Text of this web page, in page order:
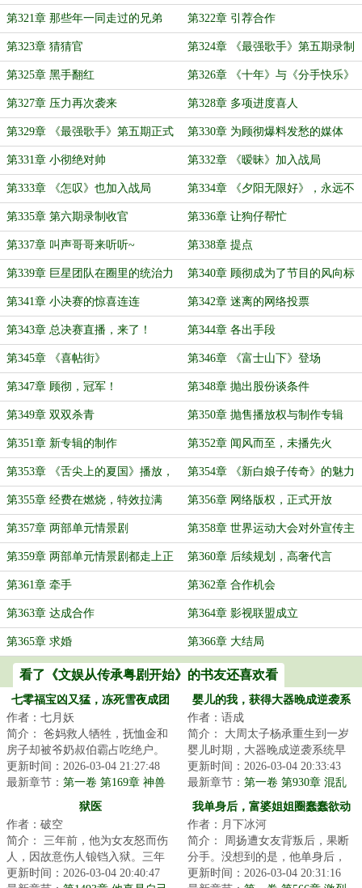
第321章 那些年一同走过的兄弟 第322章 引荐合作
第323章 猜猜官 第324章 《最强歌手》第五期录制
第325章 黑手翻红 第326章 《十年》与《分手快乐》
第327章 压力再次袭来 第328章 多项进度喜人
第329章 《最强歌手》第五期正式
播放！
第330章 为顾彻爆料发愁的媒体
第331章 小彻绝对帅 第332章 《暧昧》加入战局
第333章 《怎叹》也加入战局 第334章 《夕阳无限好》，永远不
谢幕！
第335章 第六期录制收官 第336章 让狗仔帮忙
第337章 叫声哥哥来听听~ 第338章 提点
第339章 巨星团队在圈里的统治力 第340章 顾彻成为了节目的风向标
第341章 小决赛的惊喜连连 第342章 迷离的网络投票
第343章 总决赛直播，来了！ 第344章 各出手段
第345章 《喜帖街》 第346章 《富士山下》登场
第347章 顾彻，冠军！ 第348章 抛出股份谈条件
第349章 双双杀青 第350章 抛售播放权与制作专辑
第351章 新专辑的制作 第352章 闻风而至，未播先火
第353章 《舌尖上的夏国》播放，
口碑出众
第354章 《新白娘子传奇》的魅力
第355章 经费在燃烧，特效拉满 第356章 网络版权，正式开放
第357章 两部单元情景剧 第358章 世界运动大会对外宣传主
题曲现世！
第359章 两部单元情景剧都走上正
轨
第360章 后续规划，高奢代言
第361章 牵手 第362章 合作机会
第363章 达成合作 第364章 影视联盟成立
第365章 求婚 第366章 大结局
看了《文娱从传承粤剧开始》的书友还喜欢看
七零福宝凶又猛，冻死雪夜成团
作者：七月妖
简介： 爸妈救人牺牲，抚恤金和
房子却被爷奶叔伯霸占吃绝户。
为斩草...
更新时间：2026-03-04 21:27:48
最新章节： 第一卷 第169章 神兽
召唤！奶包一语惊动山林之王！
婴儿的我，获得大器晚成逆袭系
作者：语成
简介： 大周太子杨承重生到一岁
婴儿时期，大器晚成逆袭系统早
到了五百年。
...
更新时间：2026-03-04 20:33:43
最新章节： 第一卷 第930章 混乱
污染
狱医
作者：破空
简介： 三年前，他为女友怒而伤
人，因故意伤人锒铛入狱。三年
后归来，家遇变故，大哥大嫂车
更新时间：2026-03-04 20:40:47
我单身后，富婆姐姐圈蠢蠢欲动
作者：月下冰河
简介： 周扬遭女友背叛后，果断
分手。没想到的是，他单身后，
人生竟突然开挂。
更新时间：2026-03-04 20:31:16